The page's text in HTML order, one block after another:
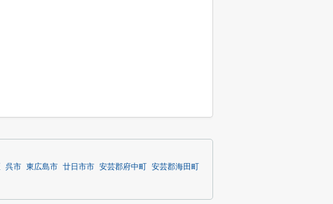
呉市 東広島市 廿日市市 安芸郡府中町
安芸郡海田町